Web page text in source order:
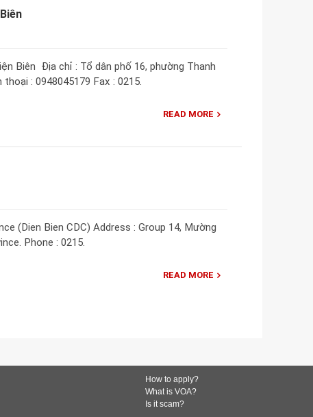
Biên Địa chỉ : Tổ dân phố 16, phường Thanh
: 0948045179 Fax : 0215.
READ MORE
(Dien Bien CDC) Address : Group 14, Mường
Phone : 0215.
READ MORE
How to apply?
What is VOA?
Is it scam?